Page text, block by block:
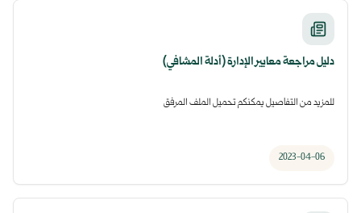
دليل مراجعة معايير الإدارة (أدلة المشافي)
للمزيد من التفاصيل يمكنكم تحميل الملف المرفق
2023-04-06